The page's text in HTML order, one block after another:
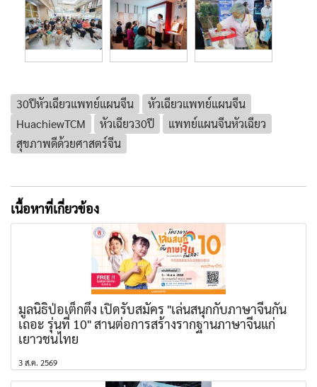
30ปีหัวเฉียวแพทย์แผนจีน
หัวเฉียวแพทย์แผนจีน
HuachiewTCM
หัวเฉียว30ปี
แพทย์แผนจีนหัวเฉียว
สุขภาพดีด้วยศาสตร์จีน
เนื้อหาที่เกี่ยวข้อง
มูลนิธิป่อเต็กตึ๊ง เปิดรับสมัคร "เล่นสนุกกับภาษาจีนกัน
เถอะ รุ่นที่ 10" สานต่อการสร้างรากฐานภาษาจีนแก่
เยาวชนไทย
3 ส.ค. 2569